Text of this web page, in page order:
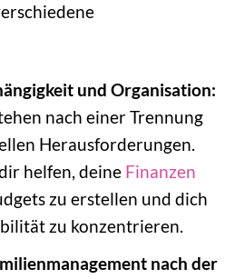
und Organisation:
nach einer Trennung
Herausforderungen.
helfen, deine Finanzen
zu erstellen und dich
zu konzentrieren.
nach der